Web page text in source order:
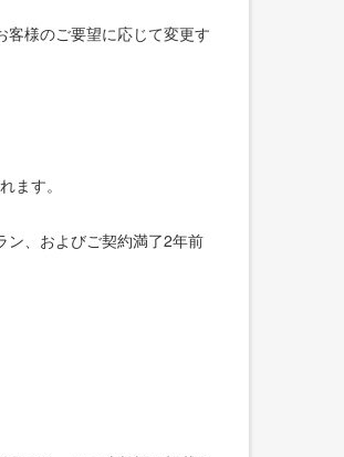
様のご要望に応じて変更す
ます。
ン、およびご契約満了2年前